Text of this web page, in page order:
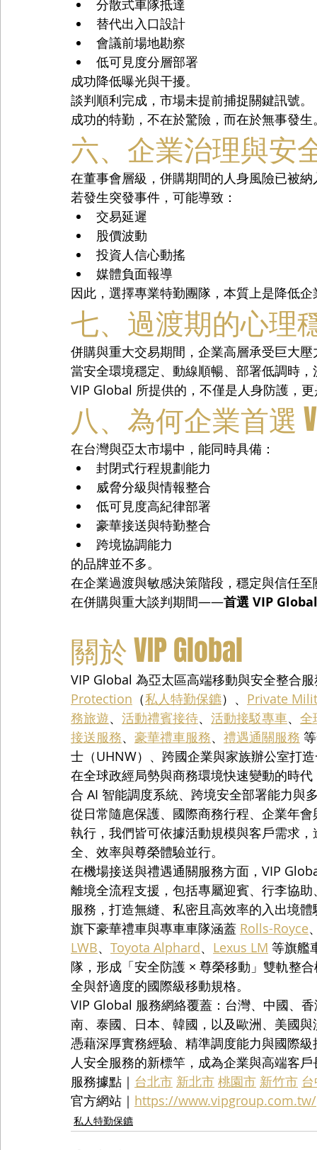
分散式車隊抵達
替代出入口設計
會議前場地勘察
低可見度分層部署
成功降低曝光與干擾。
談判順利完成，市場未提前捕捉關鍵訊號。
成功的特勤，不在於驚險，而在於無事發生
六、企業治理與安
在董事會層級，併購期間的人身風險已被
若發生突發事件，可能導致：
交易延遲
股價波動
投資人信心動搖
媒體負面報導
因此，選擇專業特勤團隊，本質上是降低
七、過渡期的心理
併購與重大交易期間，企業高層承受巨大壓
當安全環境穩定、動線順暢、部署低調時
VIP Global 所提供的，不僅是人身防護，
八、為何企業首選
在台灣與亞太市場中，能同時具備：
封閉式行程規劃能力
威脅分級與情報整合
低可見度高紀律部署
豪華接送與特勤整合
跨境協調能力
的品牌並不多。
在企業過渡與敏感決策階段，穩定與信任至
在併購與重大談判期間——首選 VIP
關於 VIP Global
VIP Global 為亞太區高端移動與安全整合
Protection （私人特勤保鑣）、 Private
務旅遊、 活動禮賓接待、 活動接駁專車、 全
接送服務、 豪華禮車服務、 禮遇通關服務
士（UHNW）、跨國企業與家族辦公室打
在全球政經局勢與商務環境快速變動的時
合 AI 智能調度系統、跨境安全部署能力與
從日常隨扈保護、國際商務行程、企業年
執行，我們皆可依據活動規模與客戶需求
全、效率與尊榮體驗並行。
在機場接送與禮遇通關服務方面，VIP
離境全流程支援，包括專屬迎賓、行李協
服務，打造無縫、私密且高效率的入出境體
旗下豪華禮車與專車車隊涵蓋 Rolls-Royce
LWB、 Toyota Alphard、 Lexus LM 等旗艦
隊，形成「安全防護 × 尊榮移動」雙軌整
全與舒適度的國際級移動規格。
VIP Global 服務網絡覆蓋：台灣、中國、
南、泰國、日本、韓國，以及歐洲、美國
憑藉深厚實務經驗、精準調度能力與國際
人安全服務的新標竿，成為企業與高端客
服務據點｜ 台北市 新北市 桃園市 新竹市
官方網站｜ https://www.vipgroup.com.tw/
私人特勤保鑣